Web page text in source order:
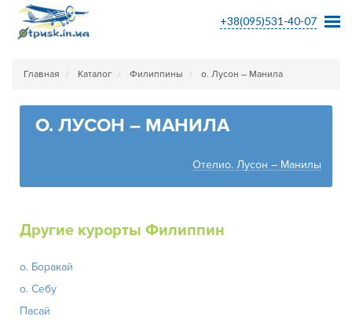
+38(095)531-40-07
Главная Каталог Филиппины о. Лусон – Манила
О. ЛУСОН – МАНИЛА
Отелио. Лусон – Манилы
Другие курорты Филиппин
о. Боракай
о. Себу
Пасай